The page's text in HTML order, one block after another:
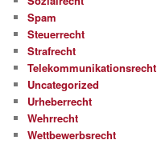
Spam
Steuerrecht
Strafrecht
Telekommunikationsrecht
Uncategorized
Urheberrecht
Wehrrecht
Wettbewerbsrecht